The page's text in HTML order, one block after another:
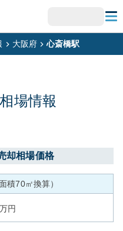
大阪府 心斎橋駅
場情報
却相場価格
積70㎡換算）
万円